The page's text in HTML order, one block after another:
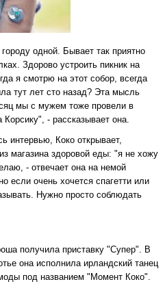
одной. Бывает так приятно
Здорово устроить пикник на
я смотрю на этот собор, всегда
тут лет сто назад? Эта мысль
мы с мужем тоже провели в
- рассказывает она.
интервью, Коко открывает,
магазина здоровой еды: "я не хожу
- отвечает она на немой
если очень хочется спагетти или
Нужно просто соблюдать
получила приставку "Супер". В
она исполнила ирландский танец
под названием "Момент Коко".